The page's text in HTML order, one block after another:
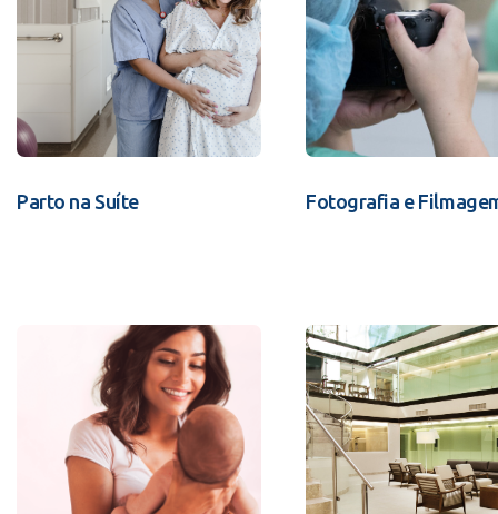
Parto na Suíte Fotografia e